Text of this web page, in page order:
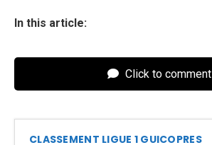
In this article:
Click to comment
CLASSEMENT LIGUE 1 GUICOPRES